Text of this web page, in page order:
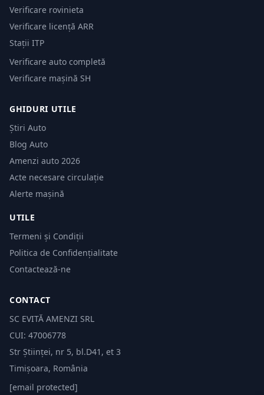
Verificare rovinieta
Verificare licență ARR
Stații ITP
Verificare auto completă
Verificare mașină SH
GHIDURI UTILE
Știri Auto
Blog Auto
Amenzi auto 2026
Acte necesare circulație
Alerte mașină
UTILE
Termeni și Condiții
Politica de Confidențialitate
Contactează-ne
CONTACT
SC EVITĂ AMENZI SRL
CUI: 47006778
Str Științei, nr 5, bl.D41, et 3
Timișoara, România
[email protected]